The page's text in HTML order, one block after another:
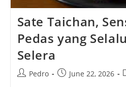
Sate Taichan,
Pedas yang
Selera
PostPedro
PostJune 22, 2026